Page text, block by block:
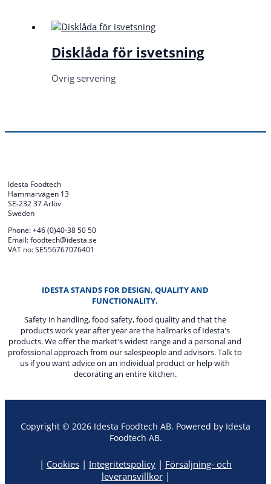
Disklåda för isvetsning
Övrig servering
Idesta Foodtech
Hammarvägen 13
SE-232 37 Arlöv
Sweden
Phone: +46 (0)40-38 50 50
Email: foodtech@idesta.se
VAT no: SE556767076401
IDESTA STANDS FOR DESIGN, QUALITY AND
FUNCTIONALITY.
Safety in handling, food safety, food quality and that the
products work year after year are the hallmarks of Idesta's
products. We offer the market's widest range and a personal and
professional approach from our salespeople and advisors. Talk to
us if you want advice on an individual product or help with
decorating an entire kitchen.
Copyright © 2026 Idesta Foodtech AB. Powered by Idesta
Foodtech AB.
| Cookies | Integritetspolicy | Försäljning- och
leveransvillkor|